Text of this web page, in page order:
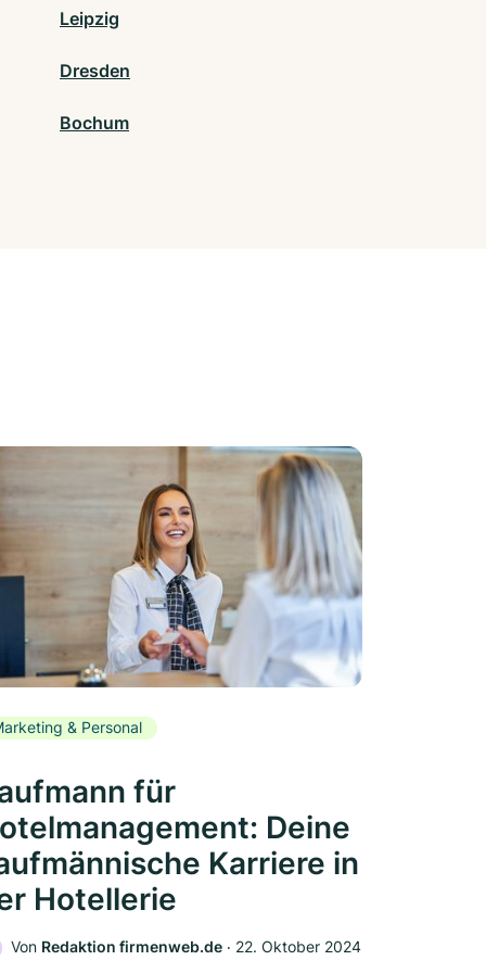
Leipzig
Dresden
Bochum
& Personal
für
Deine
Karriere in
Hotellerie
Von Redaktion firmenweb.de ‧ 22. Oktober 2024